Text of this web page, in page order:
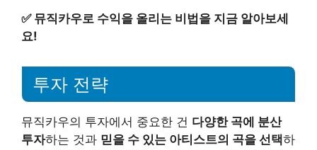
✅ 뮤직카우로 수익을 올리는 비법을 지금 알아보세
요!
투자 전략
뮤직카우의 투자에서 중요한 건 다양한 곡에 분산
투자하는 것과 믿을 수 있는 아티스트의 곡을 선택하